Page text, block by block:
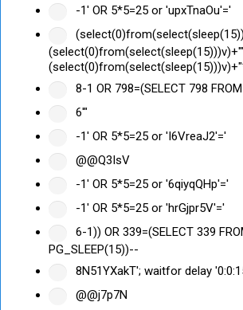
-1' OR 5*5=25 or 'upxTnaOu'='
8-1 OR 798=(SELECT 798
6'"
-1' OR 5*5=25 or 'I6VreaJ2'='
@@Q3IsV
-1' OR 5*5=25 or '6qiyqQHp'='
-1' OR 5*5=25 or 'hrGjpr5V'='
6-1)) OR 339=(SELECT 339
PG_SLEEP(15))--
8N51YXakT'; waitfor delay
@@j7p7N